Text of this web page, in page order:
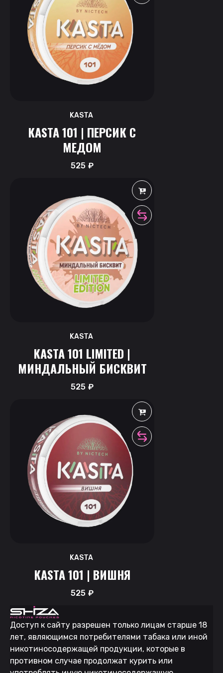
KASTA
KASTA 101 | ПЕРСИК С
МЕДОМ
525₽
KASTA
KASTA 101 LIMITED |
МИНДАЛЬНЫЙ БИСКВИТ
525₽
KASTA
KASTA 101 | ВИШНЯ
525₽
Доступ к сайту разрешен только лицам старше 18
лет, являющимся потребителями табака или иной
никотиносодержащей продукции, которые в
противном случае продолжат курить или